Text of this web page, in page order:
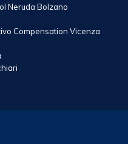
Neruda Bolzano
Compensation Vicenza